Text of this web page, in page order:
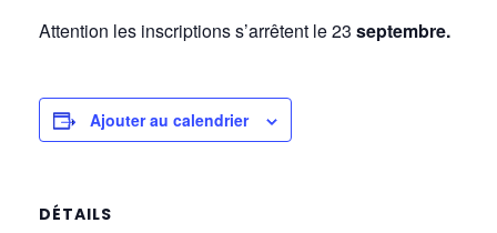
Attention les inscriptions s’arrêtent le 23 septembre.
Ajouter au calendrier
DÉTAILS